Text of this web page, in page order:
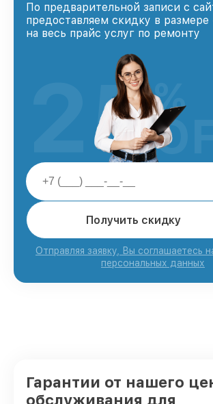
По предварительной записи с
предоставляем скидку в размере
на весь прайс услуг по ремонту
Получить скидку
Отправляя заявку, Вы соглашаетесь
персональных данных
25%
Гарантии от нашего
обслуживания для